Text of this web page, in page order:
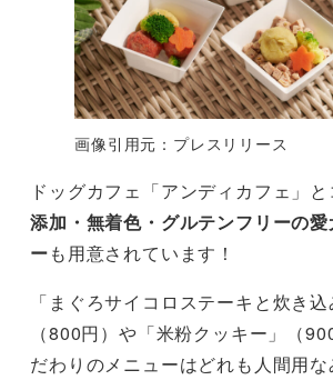
画像引用元：プレスリリース
ドッグカフェ「アンディカフェ」と
添加・無着色・グルテンフリーの
ーも用意されています！
「まぐろサイコロステーキと炊き込
（800円）や「米粉クッキー」（
だわりのメニューはどれも人間用